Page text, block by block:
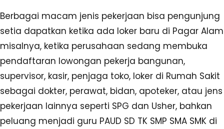
Berbagai macam jenis pekerjaan bisa pengunjung
setia dapatkan ketika ada loker baru di Pagar Alam
misalnya, ketika perusahaan sedang membuka
pendaftaran lowongan pekerja bangunan,
supervisor, kasir, penjaga toko, loker di Rumah Sakit
sebagai dokter, perawat, bidan, apoteker, atau jens
pekerjaan lainnya seperti SPG dan Usher, bahkan
peluang menjadi guru PAUD SD TK SMP SMA SMK di